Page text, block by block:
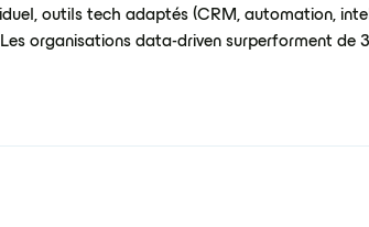
outils tech adaptés (CRM, automation,
organisations data-driven surperforment de